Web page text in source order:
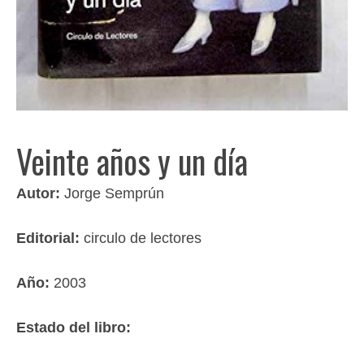
Veinte años y un día
Autor: Jorge Semprún
Editorial: circulo de lectores
Año: 2003
Estado del libro: